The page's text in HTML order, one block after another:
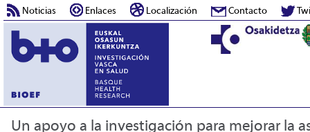
Noticias Enlaces Localización Contacto
Un apoyo a la investigación para mejorar la